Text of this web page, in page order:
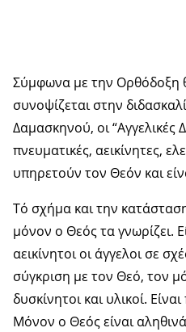
Σύμφωνα με την Ορθόδοξη
συνοψίζεται στην
Δαμασκηνού, οι “Αγγελικές
πνευματικές, αεικίνητες,
υπηρετούν τον Θεόν και
Τό σχήμα και την
μόνον ο Θεός τα γνωρίζει.
αεικίνητοι οι άγγελοι σε
σύγκριση με τον Θεό, τον
δυσκίνητοι και υλικοί.
Μόνον ο Θεός είναι